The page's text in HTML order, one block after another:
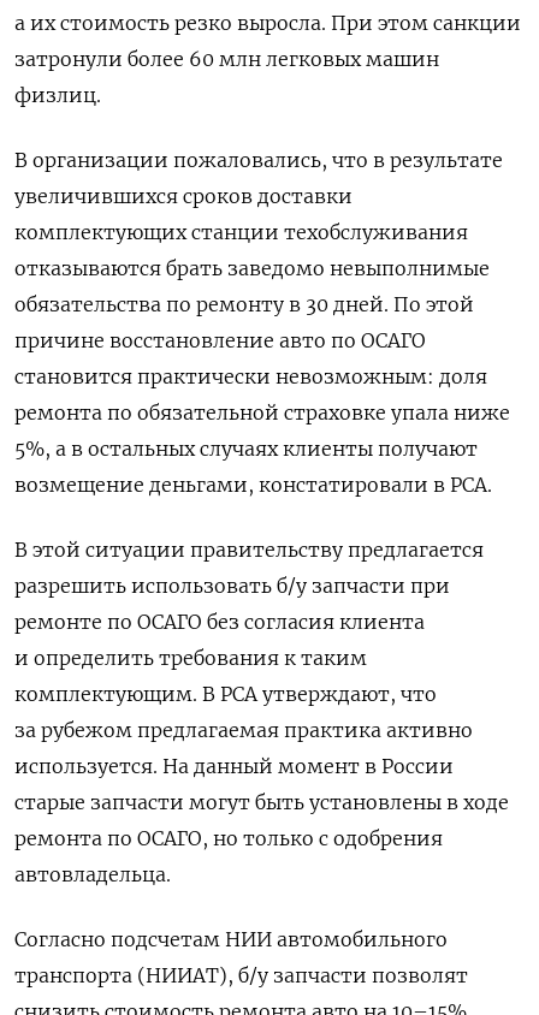
а их стоимость резко выросла. При этом санкции
затронули более 60 млн легковых машин
физлиц.
В организации пожаловались, что в результате
увеличившихся сроков доставки
комплектующих станции техобслуживания
отказываются брать заведомо невыполнимые
обязательства по ремонту в 30 дней. По этой
причине восстановление авто по ОСАГО
становится практически невозможным: доля
ремонта по обязательной страховке упала ниже
5%, а в остальных случаях клиенты получают
возмещение деньгами, констатировали в РСА.
В этой ситуации правительству предлагается
разрешить использовать б/у запчасти при
ремонте по ОСАГО без согласия клиента
и определить требования к таким
комплектующим. В РСА утверждают, что
за рубежом предлагаемая практика активно
используется. На данный момент в России
старые запчасти могут быть установлены в ходе
ремонта по ОСАГО, но только с одобрения
автовладельца.
Согласно подсчетам НИИ автомобильного
транспорта (НИИАТ), б/у запчасти позволят